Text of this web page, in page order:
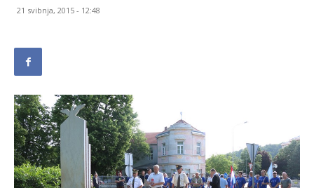
21 svibnja, 2015 - 12:48